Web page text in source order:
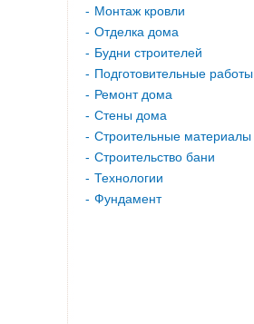
Монтаж кровли
Отделка дома
Будни строителей
Подготовительные работы
Ремонт дома
Стены дома
Строительные материалы
Строительство бани
Технологии
Фундамент